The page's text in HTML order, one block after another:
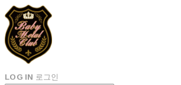
LOG IN 로그인